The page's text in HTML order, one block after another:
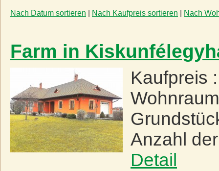
Nach Datum sortieren Nach Kaufpreis sortieren Nach
Farm in
Kaufpreis
Anzahl
Detail